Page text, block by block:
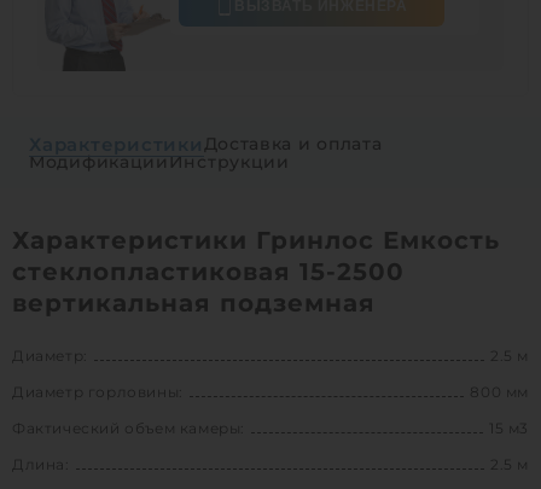
Доставка и оплата
Модификации Инструкции
Характеристики Гринлос Емкость
стеклопластиковая 15-2500
вертикальная подземная
Диаметр:
2.5 м
Диаметр горловины:
800 мм
Фактический объем камеры:
15 м3
Длина:
2.5 м